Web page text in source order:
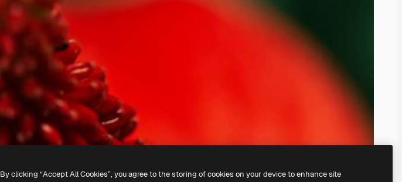
By clicking “Accept All Cookies”, you agree to the storing of cookies on your device to enhance site